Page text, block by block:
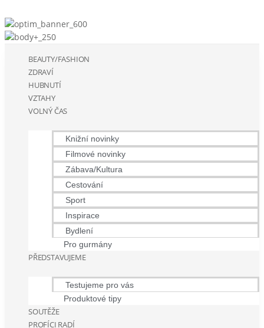
BEAUTY/FASHION
ZDRAVÍ
HUBNUTÍ
VZTAHY
VOLNÝ ČAS
Knižní novinky
Filmové novinky
Zábava/Kultura
Cestování
Sport
Inspirace
Bydlení
Pro gurmány
PŘEDSTAVUJEME
Testujeme pro vás
Produktové tipy
SOUTĚŽE
PROFÍCI RADÍ